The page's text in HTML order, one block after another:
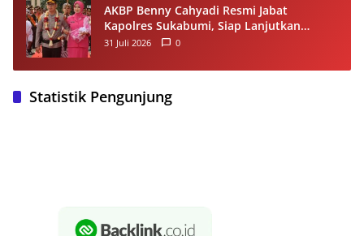
AKBP Benny Cahyadi Resmi Jabat
Kapolres Sukabumi, Siap Lanjutkan
Program dan Perkuat Pelayanan
31 Juli 2026 0
Statistik Pengunjung